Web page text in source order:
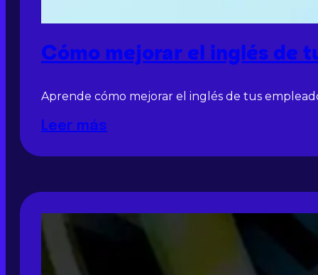
Cómo mejorar el inglés de
Aprende cómo mejorar el inglés de tus
Leer más